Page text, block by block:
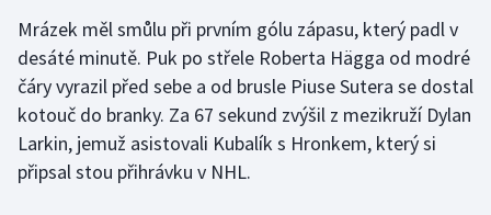
Judo
Krasobruslení
Lezení
Lyže a snowboard
Mrázek měl smůlu při prvním gólu zápasu, který padl v
desáté minutě. Puk po střele Roberta Hägga od modré
čáry vyrazil před sebe a od brusle Piuse Sutera se dostal
kotouč do branky. Za 67 sekund zvýšil z mezikruží Dylan
Larkin, jemuž asistovali Kubalík s Hronkem, který si
připsal stou přihrávku v NHL.